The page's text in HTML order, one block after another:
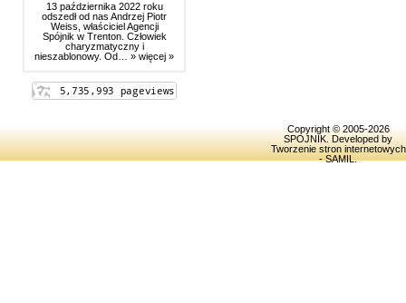
13 października 2022 roku
odszedł od nas Andrzej Piotr
Weiss, właściciel Agencji
Spójnik w Trenton. Człowiek
charyzmatyczny i
nieszablonowy. Od… » więcej »
Copyright © 2005-2026
SPOJNIK . Developed by
Tworzenie stron internetowych
- SAMIL.